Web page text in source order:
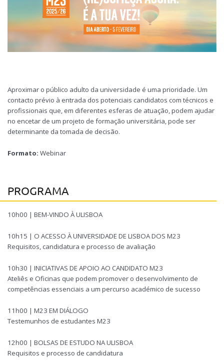
Aproximar o público adulto da universidade é uma prioridade. Um
contacto prévio à entrada dos potenciais candidatos com técnicos e
profissionais que, em diferentes esferas de atuação, podem ajudar
no encetar de um projeto de formação universitária, pode ser
determinante da tomada de decisão.
Formato: Webinar
PROGRAMA
10h00 | BEM-VINDO À ULISBOA
10h15 | O ACESSO À UNIVERSIDADE DE LISBOA DOS M23
Requisitos, candidatura e processo de avaliação
10h30 | INICIATIVAS DE APOIO AO CANDIDATO M23
Ateliês e Oficinas que podem promover o desenvolvimento de
competências essenciais a um percurso académico de sucesso
11h00 | M23 EM DIÁLOGO
Testemunhos de estudantes M23
12h00 | BOLSAS DE ESTUDO NA ULISBOA
Requisitos e processo de candidatura